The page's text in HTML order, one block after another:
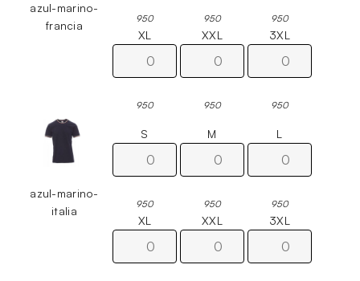
azul-marino-
francia
950 950 950
XL
950
XXL
950
3XL
950
azul-marino-
italia
S
950
M
950
L
950
XL XXL 3XL